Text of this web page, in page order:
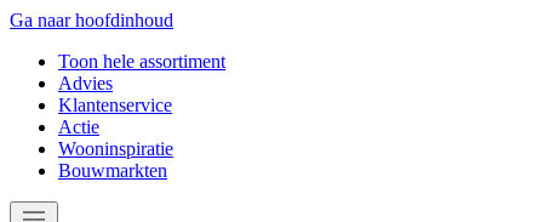
Ga naar hoofdinhoud
Toon hele assortiment
Advies
Klantenservice
Actie
Wooninspiratie
Bouwmarkten